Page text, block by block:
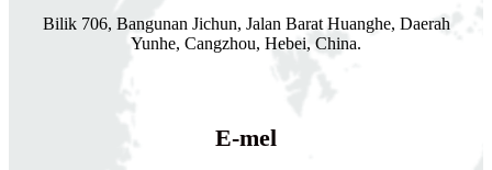
Bilik 706, Bangunan Jichun, Jalan Barat Huanghe, Daerah
Yunhe, Cangzhou, Hebei, China.
E-mel